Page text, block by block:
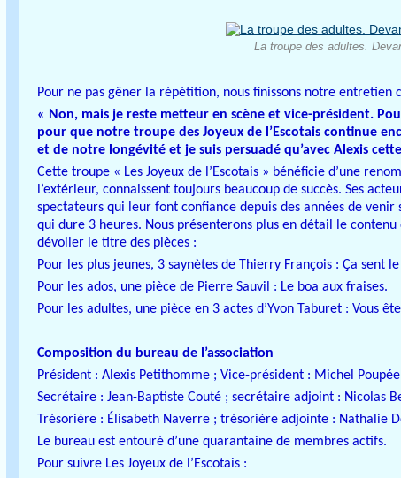
La troupe des adultes.
Pour ne pas gêner la répétition, nous finissons notre entretien
« Non, mais je reste metteur en scène et vice-président.
pour que notre troupe des Joyeux de l’Escotais continue
et de notre longévité et je suis persuadé qu’avec Alexis
Cette troupe « Les Joyeux de l’Escotais » bénéficie d’une
l’extérieur, connaissent toujours beaucoup de succès. Ses
spectateurs qui leur font confiance depuis des années de
qui dure 3 heures. Nous présenterons plus en détail le
dévoiler le titre des pièces :
Pour les plus jeunes, 3 saynètes de Thierry François : Ça sent
Pour les ados, une pièce de Pierre Sauvil : Le boa aux fraises.
Pour les adultes, une pièce en 3 actes d’Yvon Taburet : Vous
Composition du bureau de l’association
Président : Alexis Petithomme ; Vice-président : Michel Poupée
Secrétaire : Jean-Baptiste Couté ; secrétaire adjoint : Nicolas
Trésorière : Élisabeth Naverre ; trésorière adjointe : Nathalie
Le bureau est entouré d’une quarantaine de membres actifs.
Pour suivre Les Joyeux de l’Escotais :